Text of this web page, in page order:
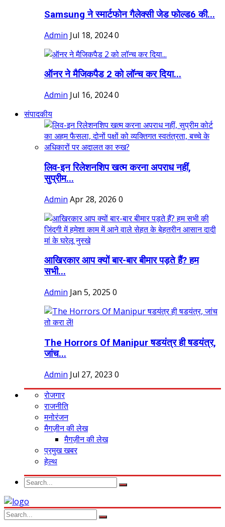
Samsung ने स्मार्टफोन गैलेक्सी जेड फोल्ड6 की...
Admin Jul 18, 20240
ऑनर ने मैजिकपैड 2 को लॉन्च कर दिया...
Admin Jul 16, 20240
संपादकीय
लिव-इन रिलेशनशिप खत्म करना अपराध नहीं,
सुप्रीम...
Admin Apr 28, 2026 0
आखिरकार आप क्यों बार-बार बीमार पड़ते हैं? हम
सभी...
Admin Jan 5, 2025 0
The Horrors Of Manipur षडयंत्र ही षडयंत्र,
जांच...
Admin Jul 27, 2023 0
रोजगार
राजनीति
मनोरंजन
मैगज़ीन की लेख
मैगज़ीन की लेख
प्रमुख खबर
हेल्थ